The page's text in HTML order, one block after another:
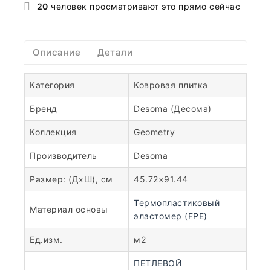
20 человек просматривают это прямо сейчас
Описание Детали
Категория Ковровая плитка
Бренд Desoma (Десома)
Коллекция Geometry
Производитель Desoma
Размер: (ДхШ), см 45.72×91.44
Материал основы
Термопластиковый
эластомер (FPE)
Ед.изм. м2
ПЕТЛЕВОЙ